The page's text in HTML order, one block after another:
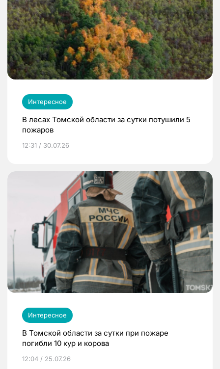
Интересное
В лесах Томской области за сутки потушили 5
пожаров
12:31 / 30.07.26
Интересное
В Томской области за сутки при пожаре
погибли 10 кур и корова
12:04 / 25.07.26